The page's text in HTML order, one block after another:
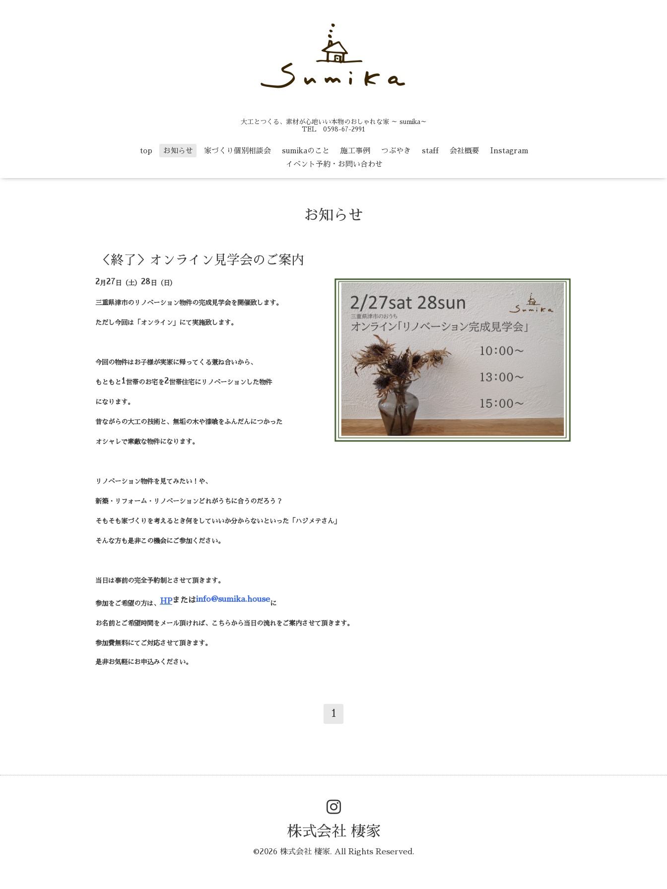
大工とつくる、素材が心地いい本物のおしゃれな家 ～ sumika～
TEL 0598-67-2991
top お知らせ 家づくり個別相談会 sumikaのこと 施工事例 つぶやき staff 会社概要
Instagram
イベント予約・お問い合わせ
お知らせ
＜終了＞オンライン見学会のご案内
2月 27 日（土） 28 日（日）
三重県津市のリノベーション物件の完成見学会を開催致します。
ただし今回は「オンライン」にて実施致します。
今回の物件はお子様が実家に帰ってくる兼ね合いから、
もともと 1世帯のお宅を2世帯住宅にリノベーションした物件
になります。
昔ながらの大工の技術と、 無垢の木や漆喰をふんだんにつかった
オシャレで素敵な物件になります。
リノベーション物件を見てみたい！や、
新築・リフォーム・リノベーションどれがうちに合うのだろう？
そもそも家づくりを考えるとき何をしていいか分からないといった 「ハジメテさん」
そんな方も是非この機会にご参加ください。
当日は事前の完全予約制とさせて頂きます。
参加をご希望の方は、 HPまたはinfo@sumika.house
に
お名前とご希望時間をメール頂ければ、 こちらから当日の流れをご案内させて頂きます。
参加費無料にてご対応させて頂きます。
是非お気軽にお申込みください。
1
株式会社 棲家
©2026 株式会社 棲家. All Rights Reserved.